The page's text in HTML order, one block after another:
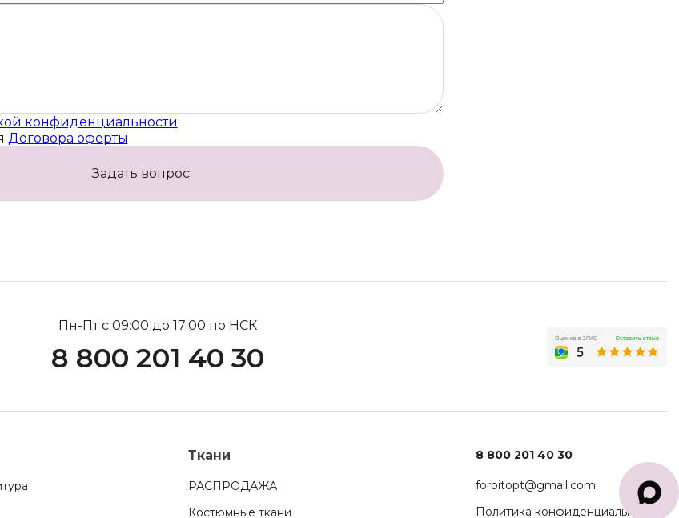
конфиденциальности
Договора оферты
Задать вопрос
Пн-Пт с 09:00 до 17:00 по НСК
8 800 201 40 30
Ткани
РАСПРОДАЖА
Костюмные ткани
8 800 201 40 30
forbitopt@gmail.com
Политика конфиденциальности